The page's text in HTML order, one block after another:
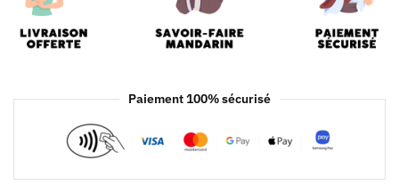
Paiement 100% sécurisé